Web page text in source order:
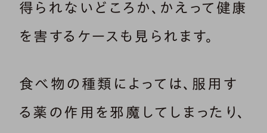
得られないどころか、かえって健康
を害するケースも見られます。
食べ物の種類によっては、服用す
る薬の作用を邪魔してしまったり、